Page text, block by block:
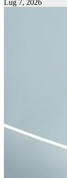
Lug 7, 2026